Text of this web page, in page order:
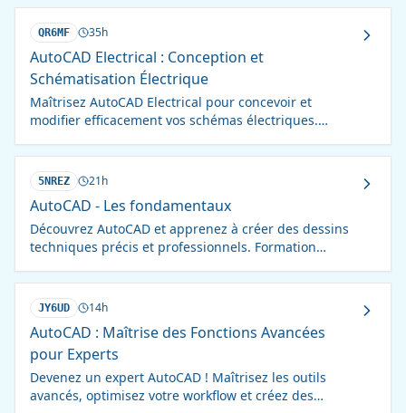
QR6MF 35h
AutoCAD Electrical : Conception et
Schématisation Électrique
Maîtrisez AutoCAD Electrical pour concevoir et
modifier efficacement vos schémas électriques.
5NREZ 21h
AutoCAD - Les fondamentaux
Découvrez AutoCAD et apprenez à créer des dessins
techniques précis et professionnels. Formation
JY6UD 14h
AutoCAD : Maîtrise des Fonctions Avancées
pour Experts
Devenez un expert AutoCAD ! Maîtrisez les outils
avancés, optimisez votre workflow et créez des